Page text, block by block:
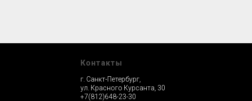
Контакты
г. Санкт-Петербург,
ул. Красного Курсанта, 30
+7(812)648-23-30